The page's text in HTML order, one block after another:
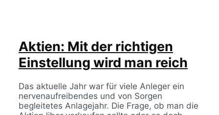
Aktien: Mit der richtigen
Einstellung wird man reich
Das aktuelle Jahr war für viele Anleger ein
nervenaufreibendes und von Sorgen
begleitetes Anlagejahr. Die Frage, ob man die